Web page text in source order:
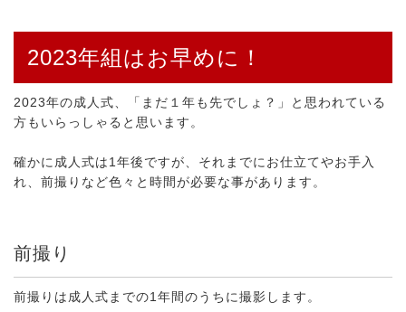
2023年組はお早めに！
2023年の成人式、「まだ１年も先でしょ？」と思われている
方もいらっしゃると思います。
確かに成人式は1年後ですが、それまでにお仕立てやお手入
れ、前撮りなど色々と時間が必要な事があります。
前撮り
前撮りは成人式までの1年間のうちに撮影します。